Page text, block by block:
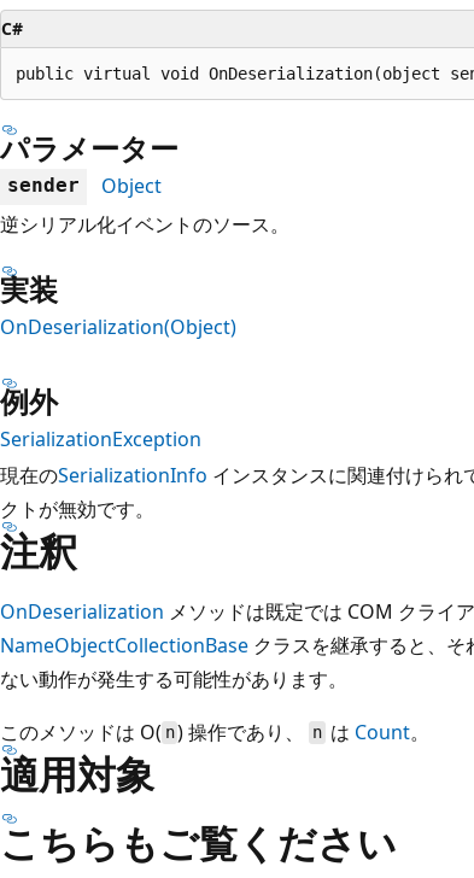
C#
public virtual void OnDeserialization(object
パラメーター
sender
Object
逆シリアル化イベントのソース。
実装
OnDeserialization(Object)
例外
SerializationException
現在のSerializationInfo インスタンスに関連付けられ
クトが無効です。
注釈
OnDeserialization メソッドは既定では COM クライ
NameObjectCollectionBase クラスを継承すると、
ない動作が発生する可能性があります。
このメソッドは O( n) 操作であり、 nは Count。
適用対象
こちらもご覧ください